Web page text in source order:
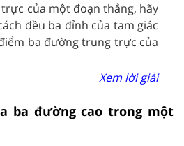
của một đoạn thẳng, hãy
đều ba đỉnh của tam giác
ba đường trung trực của
Xem lời giải
ba đường cao trong một